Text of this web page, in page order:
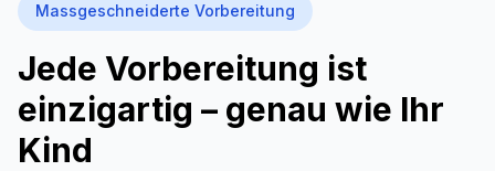
Massgeschneiderte Vorbereitung
Jede Vorbereitung ist
einzigartig – genau wie Ihr
Kind